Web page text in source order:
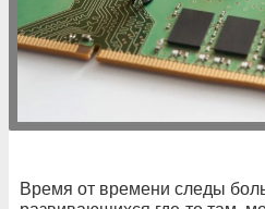
Время от времени следы